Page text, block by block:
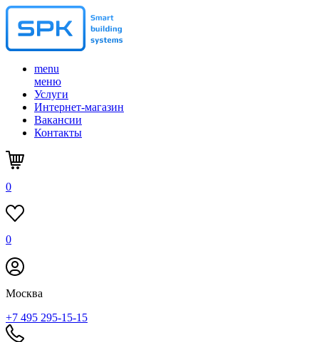
menu
меню
Услуги
Интернет-магазин
Вакансии
Контакты
0
0
Москва
+7 495 295-15-15